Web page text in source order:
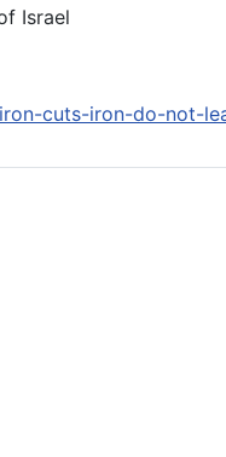
Israel
cuts-iron-do-not-